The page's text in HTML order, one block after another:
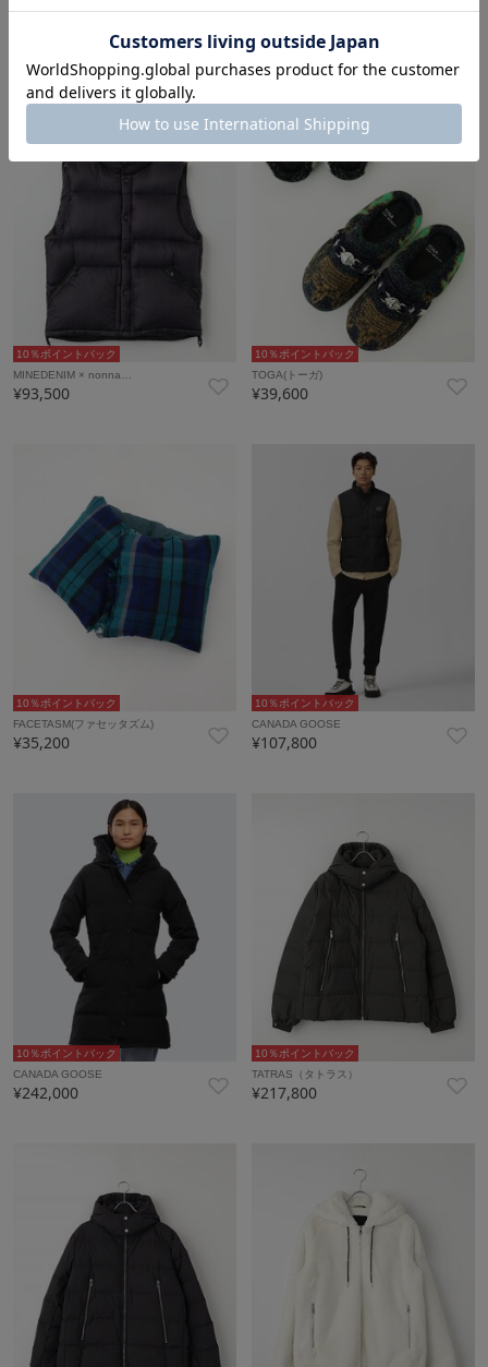
¥127,600
10％ポイントバック
MINEDENIM × nonna…
¥93,500
10％ポイントバック
TOGA(トーガ)
¥39,600
10％ポイントバック
FACETASM(ファセッタズム)
¥35,200
10％ポイントバック
CANADA GOOSE
¥107,800
10％ポイントバック
CANADA GOOSE
¥242,000
10％ポイントバック
TATRAS（タトラス）
¥217,800